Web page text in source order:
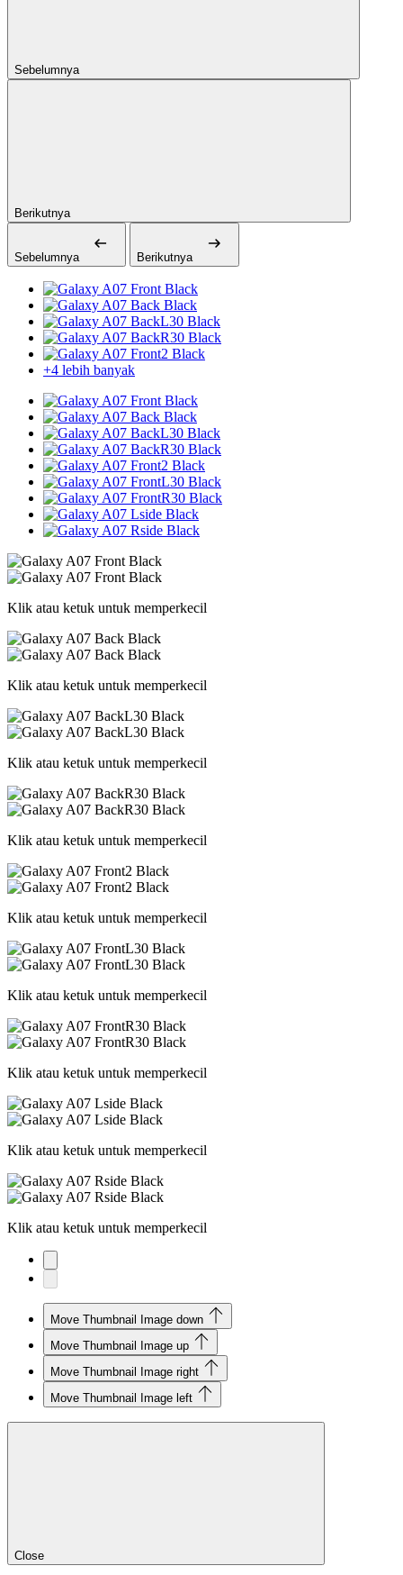
Sebelumnya
Berikutnya
Sebelumnya Berikutnya
+4 lebih banyak
Klik atau ketuk untuk memperkecil
Klik atau ketuk untuk memperkecil
Klik atau ketuk untuk memperkecil
Klik atau ketuk untuk memperkecil
Klik atau ketuk untuk memperkecil
Klik atau ketuk untuk memperkecil
Klik atau ketuk untuk memperkecil
Klik atau ketuk untuk memperkecil
Klik atau ketuk untuk memperkecil
Move Thumbnail Image down
Move Thumbnail Image up
Move Thumbnail Image right
Move Thumbnail Image left
Close